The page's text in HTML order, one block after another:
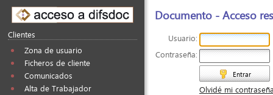
Clientes
Zona de usuario
Ficheros de cliente
Comunicados
Alta de Trabajador
Documento - Acceso
Usuario:
Contraseña:
Entrar
Olvidé mi